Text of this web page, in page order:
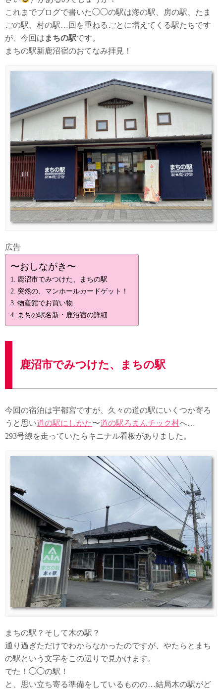
これまでブログで書いた◯◯の駅は海の駅、房の駅、たま
ごの駅、村の駅…回を重ねるごとに増えてくる駅たちです
が、今回は まちの駅です。
まちの駅新鹿沼宿のおてなみ拝見！
広告
〜おしながき〜
鹿沼市でみつけた、まちの駅
突然の、マンホールカードゲット！
物産館でお買い物
まちの駅名新・鹿沼宿の詳細
鹿沼市でみつけた、まちの駅
今回の宿泊は宇都宮ですが、久々の道の駅にいくつか寄ろ
うと思い道の駅にしかた〜道の駅ろまんチック村へ…
293号線を走っていたらキニナル看板がありました。
まちの駅？そして木の駅？
通り過ぎただけでわからなかったのですが、やたらとまち
の駅という文字をこの辺りで見かけます。
でた！◯◯の駅！
と、思い立ち寄る準備をしているものの…結局木の駅がど